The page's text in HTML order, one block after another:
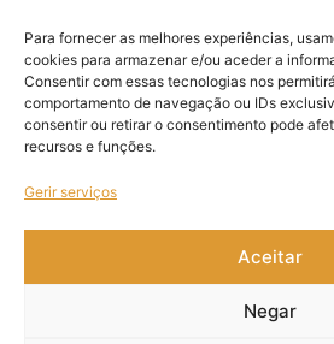
Para fornecer as melhores experiências,
cookies para armazenar e/ou aceder a
Consentir com essas tecnologias nos
comportamento de navegação ou IDs
consentir ou retirar o consentimento pode
recursos e funções.
Gerir serviços
Aceitar
Negar
Sofisticação em Suas
19,95€ IVA inc.
Pack VIFORCE 3 unid
44,85
Copyright © 2021- 2026 Viril – Design